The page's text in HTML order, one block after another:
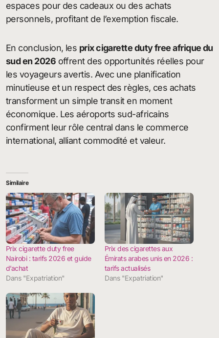
espaces pour des cadeaux ou des achats
personnels, profitant de l’exemption fiscale.
En conclusion, les prix cigarette duty free afrique du
sud en 2026 offrent des opportunités réelles pour
les voyageurs avertis. Avec une planification
minutieuse et un respect des règles, ces achats
transforment un simple transit en moment
économique. Les aéroports sud-africains
confirment leur rôle central dans le commerce
international, alliant commodité et valeur.
Similaire
Prix cigarette duty free
Nairobi : tarifs 2026 et guide
d’achat
Dans "Expatriation"
Prix des cigarettes aux
Émirats arabes unis en 2026 :
tarifs actualisés
Dans "Expatriation"